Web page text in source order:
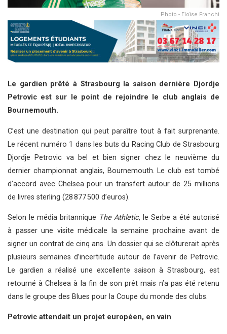
Photo - Eloïse Franchi
Le gardien prêté à Strasbourg la saison dernière Djordje
Petrovic est sur le point de rejoindre le club anglais de
Bournemouth.
C’est une destination qui peut paraître tout à fait surprenante.
Le récent numéro 1 dans les buts du Racing Club de Strasbourg
Djordje Petrovic va bel et bien signer chez le neuvième du
dernier championnat anglais, Bournemouth. Le club est tombé
d’accord avec Chelsea pour un transfert autour de 25 millions
de livres sterling (28 877 500 d’euros).
Selon le média britannique The Athletic, le Serbe a été autorisé
à passer une visite médicale la semaine prochaine avant de
signer un contrat de cinq ans. Un dossier qui se clôturerait après
plusieurs semaines d’incertitude autour de l’avenir de Petrovic.
Le gardien a réalisé une excellente saison à Strasbourg, est
retourné à Chelsea à la fin de son prêt mais n’a pas été retenu
dans le groupe des Blues pour la Coupe du monde des clubs.
Petrovic attendait un projet européen, en vain